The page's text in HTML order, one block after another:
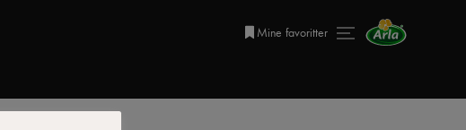
Mine favoritter